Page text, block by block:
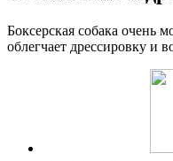
Боксерская собака очень
облегчает дрессировку и